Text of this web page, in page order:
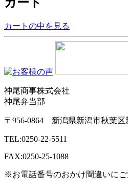
カート
カートの中を見る
神尾商事株式会社
神尾弁当部
〒956-0864 新潟県新潟市秋葉区
TEL:0250-22-5511
FAX:0250-25-1088
※お電話番号のおかけ間違いにご